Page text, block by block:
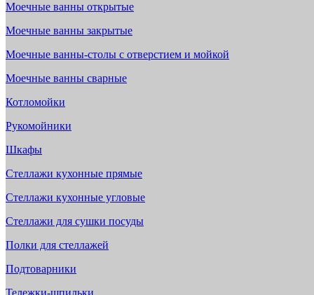
Моечные ванны открытые
Моечные ванны закрытые
Моечные ванны-столы с отверстием и мойкой
Моечные ванны сварные
Котломойки
Рукомойники
Шкафы
Стеллажи кухонные прямые
Стеллажи кухонные угловые
Стеллажи для сушки посуды
Полки для стеллажей
Подтоварники
Тележки-шпильки